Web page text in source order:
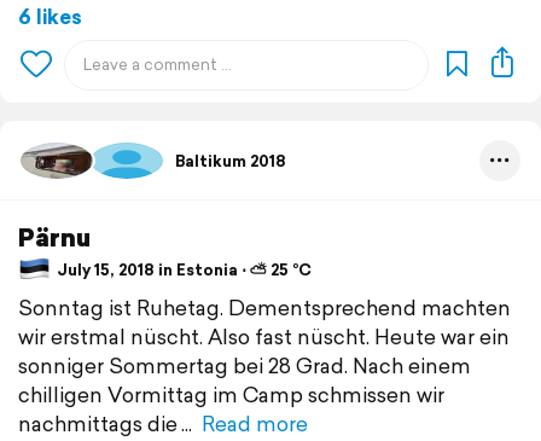
6 likes
Baltikum 2018
Pärnu
July 15, 2018 in Estonia ⋅ ⛅ 25 °C
Sonntag ist Ruhetag. Dementsprechend machten
wir erstmal nüscht. Also fast nüscht. Heute war ein
sonniger Sommertag bei 28 Grad. Nach einem
chilligen Vormittag im Camp schmissen wir
nachmittags die
Read more